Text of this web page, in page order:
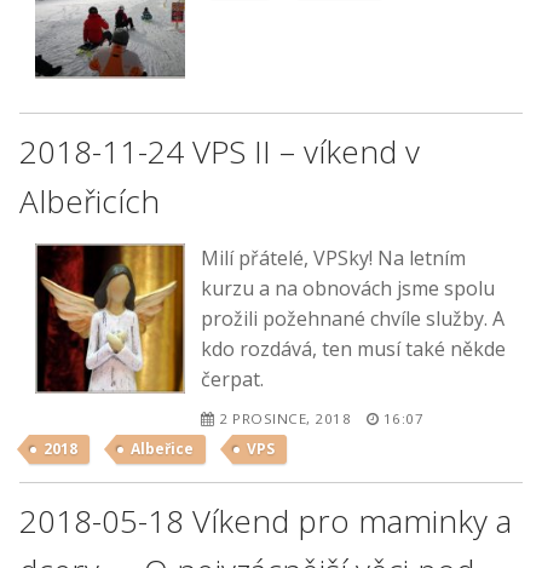
2018-11-24 VPS II – víkend v
Albeřicích
Milí přátelé, VPSky! Na letním
kurzu a na obnovách jsme spolu
prožili požehnané chvíle služby. A
kdo rozdává, ten musí také někde
čerpat.
2 PROSINCE, 2018 16:07
2018 Albeřice VPS
2018-05-18 Víkend pro maminky a